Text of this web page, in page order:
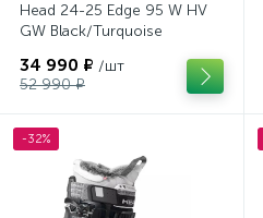
Head 24-25 Edge 95 W HV
GW Black/Turquoise
34 990 ₽ /шт
52 990 ₽
-32%